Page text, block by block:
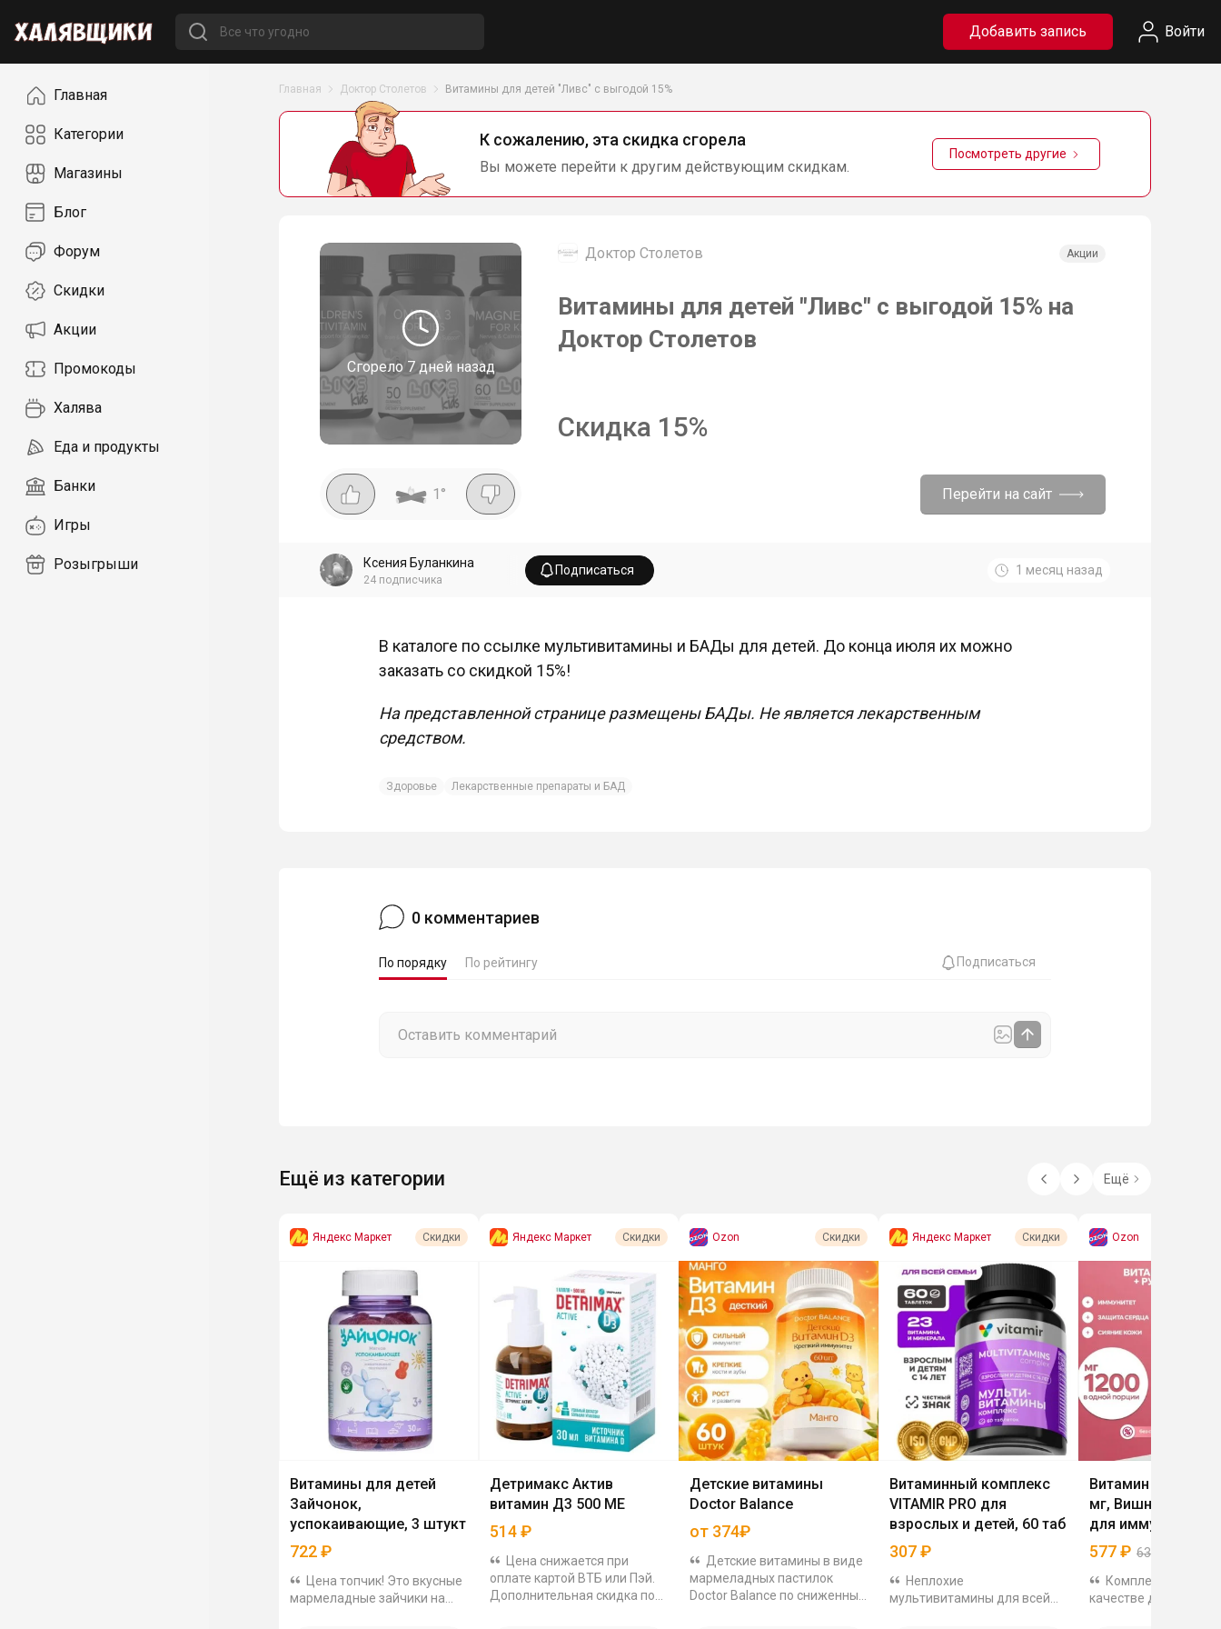
Добавить запись Войти
НавигацияГлавная
Категории
Магазины
Блог
Форум
Скидки
Акции
Промокоды
Халява
Еда и продукты
Банки
Игры
Розыгрыши
Главная Доктор Столетов Витамины для детей "Ливс" с выгодой 15%
К сожалению, эта скидка сгорела
Вы можете перейти к другим действующим скидкам.
Посмотреть другие
Сгорело 7 дней назад
Доктор Столетов Акции
Витамины для детей "Ливс" с выгодой 15% на
Доктор Столетов
Скидка 15%
1 ° Перейти на сайт
Ксения Буланкина
24 подписчика
Подписаться 1 месяц назад
В каталоге по ссылке мультивитамины и БАДы для детей. До конца июля их можно
заказать со скидкой 15%!
На представленной странице размещены БАДы. Не является лекарственным
средством.
Здоровье Лекарственные препараты и БАД
0 комментариев
По порядку По рейтингу Подписаться
Ещё из категории Ещё
Яндекс Маркет Скидки
Витамины для детей
Зайчонок,
успокаивающие, 3 штукт
722₽
Цена топчик! Это вкусные
мармеладные зайчики на
Яндекс Маркет Скидки
Детримакс Актив
витамин Д3 500 МЕ
514₽
Цена снижается при
оплате картой ВТБ или Пэй.
Дополнительная скидка по
Ozon Скидки
Детские витамины
Doctor Balance
от 374₽
Детские витамины в виде
мармеладных пастилок
Doctor Balance по сниженным
Яндекс Маркет Скидки
Витаминный комплекс
VITAMIR PRO для
взрослых и детей, 60 таб
307₽
Неплохие
мультивитамины для всей
Ozon
Витамин С
мг, Вишня, с
для иммунитета,
таблеток IQBIQ и
577₽ 634
Комплекс
качестве